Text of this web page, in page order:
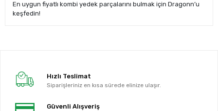
En uygun fiyatlı kombi yedek parçalarını bulmak için Dragonn’u
keşfedin!
Hızlı Teslimat
Siparişleriniz en kısa sürede elinize ulaşır.
Güvenli Alışveriş